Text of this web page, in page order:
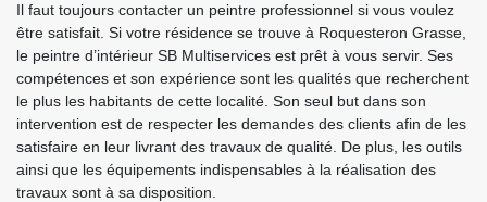
Il faut toujours contacter un peintre professionnel si vous voulez
être satisfait. Si votre résidence se trouve à Roquesteron Grasse,
le peintre d’intérieur SB Multiservices est prêt à vous servir. Ses
compétences et son expérience sont les qualités que recherchent
le plus les habitants de cette localité. Son seul but dans son
intervention est de respecter les demandes des clients afin de les
satisfaire en leur livrant des travaux de qualité. De plus, les outils
ainsi que les équipements indispensables à la réalisation des
travaux sont à sa disposition.